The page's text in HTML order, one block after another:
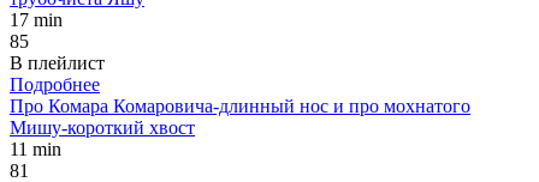
17 min
85
В плейлист
Подробнее
Про Комара Комаровича-длинный нос и про мохнатого
Мишу-короткий хвост
11 min
81